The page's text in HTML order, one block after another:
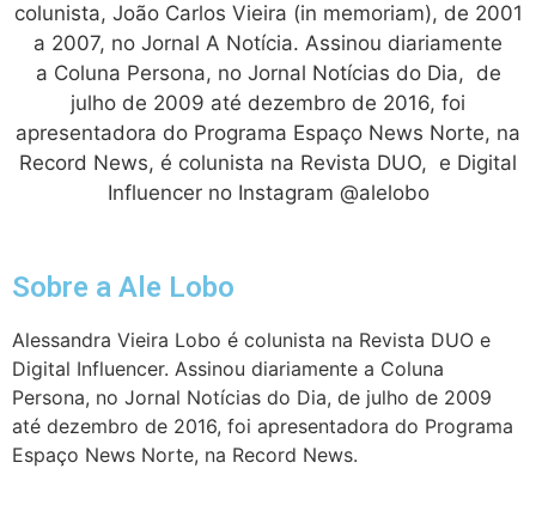
colunista, João Carlos Vieira (in memoriam), de 2001
a 2007, no Jornal A Notícia. Assinou diariamente
a Coluna Persona, no Jornal Notícias do Dia, de
julho de 2009 até dezembro de 2016, foi
apresentadora do Programa Espaço News Norte, na
Record News, é colunista na Revista DUO, e Digital
Influencer no Instagram @alelobo
Sobre a Ale Lobo
Alessandra Vieira Lobo é colunista na Revista DUO e
Digital Influencer. Assinou diariamente a Coluna
Persona, no Jornal Notícias do Dia, de julho de 2009
até dezembro de 2016, foi apresentadora do Programa
Espaço News Norte, na Record News.